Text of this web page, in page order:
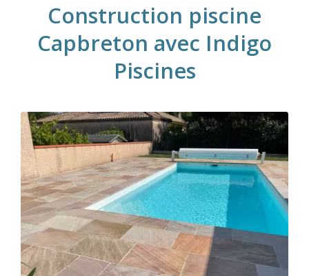
Construction piscine
Capbreton avec Indigo
Piscines